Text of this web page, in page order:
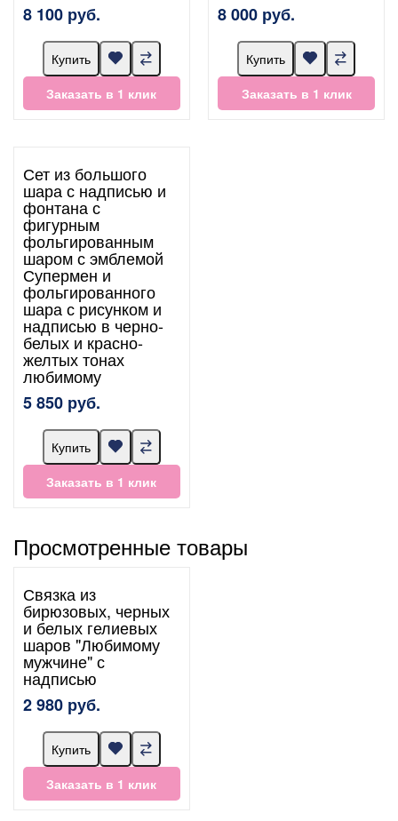
8 100 руб.
Купить
Заказать в 1 клик
8 000 руб.
Купить
Заказать в 1 клик
Сет из большого
шара с надписью и
фонтана с
фигурным
фольгированным
шаром с эмблемой
Супермен и
фольгированного
шара с рисунком и
надписью в черно-
белых и красно-
желтых тонах
любимому
5 850 руб.
Купить
Заказать в 1 клик
Просмотренные товары
Связка из
бирюзовых, черных
и белых гелиевых
шаров "Любимому
мужчине" с
надписью
2 980 руб.
Купить
Заказать в 1 клик